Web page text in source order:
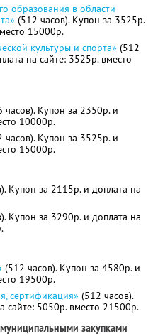
образования в области
(512 часов). Купон за 3525р.
15000р.
культуры и спорта» (512
на сайте: 3525р. вместо
часов). Купон за 2350р. и
10000р.
часов). Купон за 3525р. и
15000р.
Купон за 2115р. и доплата на
Купон за 3290р. и доплата на
(512 часов). Купон за 4580р. и
19500р.
сертификация» (512 часов).
сайте: 5050р. вместо 21500р.
закупками